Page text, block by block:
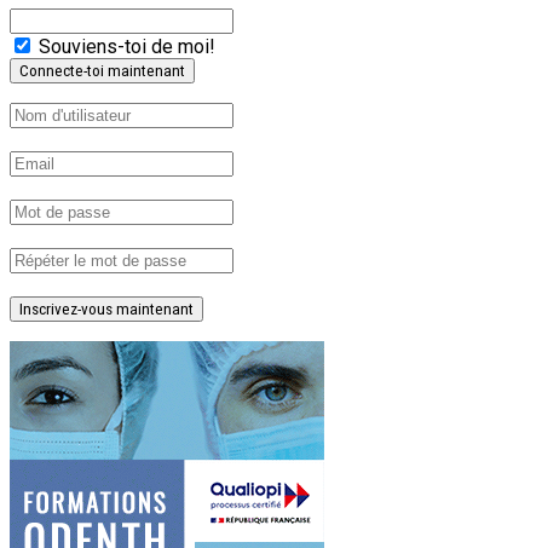
Souviens-toi de moi!
Inscrivez-vous maintenant